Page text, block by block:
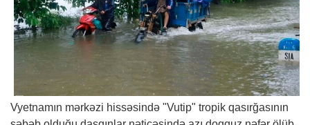
Vyetnamın mərkəzi hissəsində "Vutip" tropik qasırğasının